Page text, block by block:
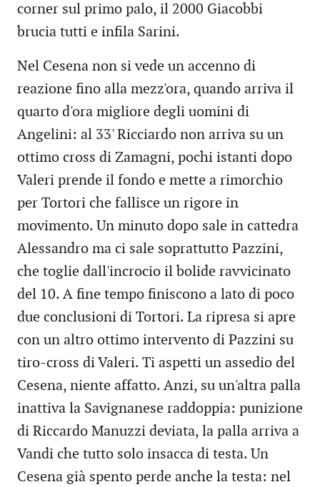
corner sul primo palo, il 2000 Giacobbi
brucia tutti e infila Sarini.
Nel Cesena non si vede un accenno di
reazione fino alla mezz'ora, quando arriva il
quarto d'ora migliore degli uomini di
Angelini: al 33' Ricciardo non arriva su un
ottimo cross di Zamagni, pochi istanti dopo
Valeri prende il fondo e mette a rimorchio
per Tortori che fallisce un rigore in
movimento. Un minuto dopo sale in cattedra
Alessandro ma ci sale soprattutto Pazzini,
che toglie dall'incrocio il bolide ravvicinato
del 10. A fine tempo finiscono a lato di poco
due conclusioni di Tortori. La ripresa si apre
con un altro ottimo intervento di Pazzini su
tiro-cross di Valeri. Ti aspetti un assedio del
Cesena, niente affatto. Anzi, su un'altra palla
inattiva la Savignanese raddoppia: punizione
di Riccardo Manuzzi deviata, la palla arriva a
Vandi che tutto solo insacca di testa. Un
Cesena già spento perde anche la testa: nel